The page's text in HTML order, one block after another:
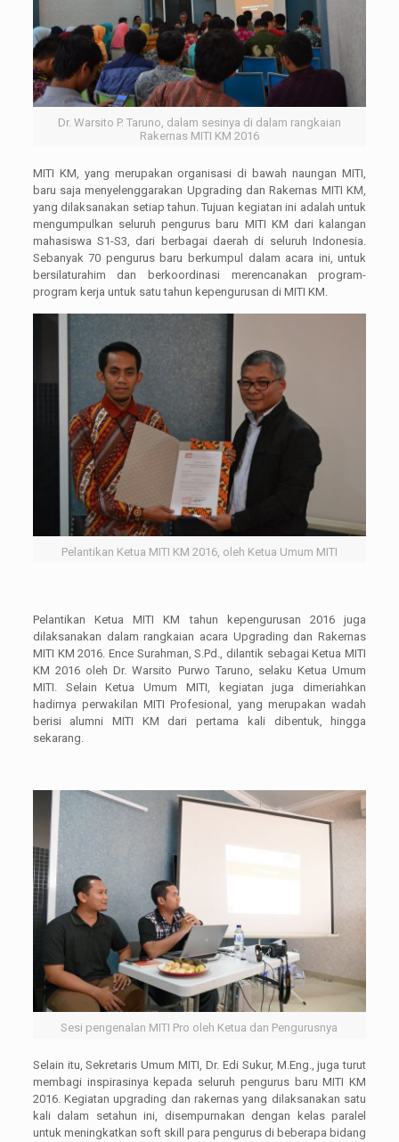
Dr. Warsito P. Taruno, dalam sesinya di dalam rangkaian
Rakernas MITI KM 2016
MITI KM, yang merupakan organisasi di bawah naungan MITI,
baru saja menyelenggarakan Upgrading dan Rakernas MITI KM,
yang dilaksanakan setiap tahun. Tujuan kegiatan ini adalah untuk
mengumpulkan seluruh pengurus baru MITI KM dari kalangan
mahasiswa S1-S3, dari berbagai daerah di seluruh Indonesia.
Sebanyak 70 pengurus baru berkumpul dalam acara ini, untuk
bersilaturahim dan berkoordinasi merencanakan program-
program kerja untuk satu tahun kepengurusan di MITI KM.
Pelantikan Ketua MITI KM 2016, oleh Ketua Umum MITI
Pelantikan Ketua MITI KM tahun kepengurusan 2016 juga
dilaksanakan dalam rangkaian acara Upgrading dan Rakernas
MITI KM 2016. Ence Surahman, S.Pd., dilantik sebagai Ketua MITI
KM 2016 oleh Dr. Warsito Purwo Taruno, selaku Ketua Umum
MITI. Selain Ketua Umum MITI, kegiatan juga dimeriahkan
hadirnya perwakilan MITI Profesional, yang merupakan wadah
berisi alumni MITI KM dari pertama kali dibentuk, hingga
sekarang.
Sesi pengenalan MITI Pro oleh Ketua dan Pengurusnya
Selain itu, Sekretaris Umum MITI, Dr. Edi Sukur, M.Eng., juga turut
membagi inspirasinya kepada seluruh pengurus baru MITI KM
2016. Kegiatan upgrading dan rakernas yang dilaksanakan satu
kali dalam setahun ini, disempurnakan dengan kelas paralel
untuk meningkatkan soft skill para pengurus di beberapa bidang